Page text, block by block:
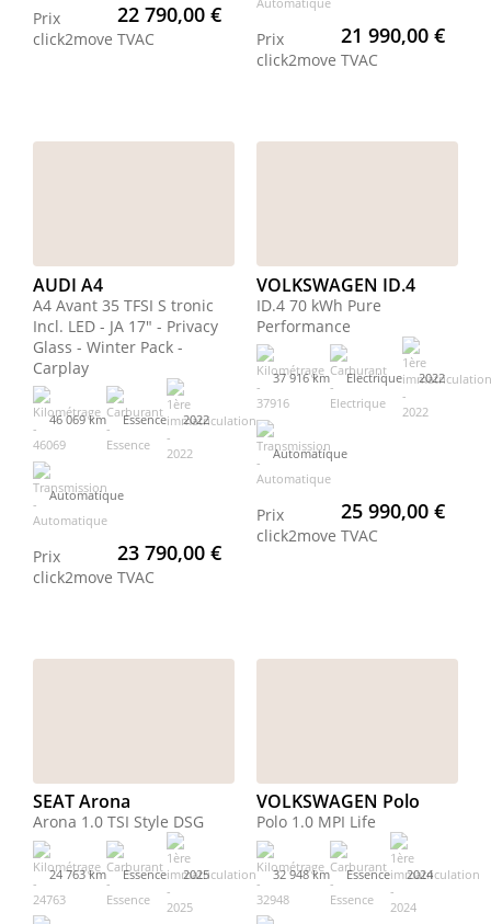
Prix
click2move
22 790,00 €
TVAC
Prix
click2move
21 990,00 €
TVAC
AUDI A4
A4 Avant 35 TFSI S tronic
Incl. LED - JA 17" - Privacy
Glass - Winter Pack -
Carplay
46 069 km Essence 2022
Automatique
Prix
click2move
23 790,00 €
TVAC
VOLKSWAGEN ID.4
ID.4 70 kWh Pure
Performance
37 916 km Electrique 2022
Automatique
Prix
click2move
25 990,00 €
TVAC
SEAT Arona
Arona 1.0 TSI Style DSG
24 763 km Essence 2025
VOLKSWAGEN Polo
Polo 1.0 MPI Life
32 948 km Essence 2024